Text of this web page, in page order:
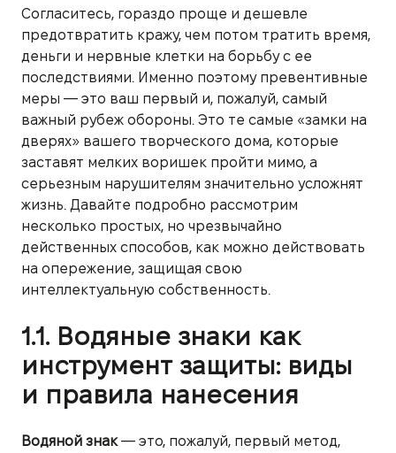
Согласитесь, гораздо проще и дешевле
предотвратить кражу, чем потом тратить время,
деньги и нервные клетки на борьбу с ее
последствиями. Именно поэтому превентивные
меры — это ваш первый и, пожалуй, самый
важный рубеж обороны. Это те самые «замки на
дверях» вашего творческого дома, которые
заставят мелких воришек пройти мимо, а
серьезным нарушителям значительно усложнят
жизнь. Давайте подробно рассмотрим
несколько простых, но чрезвычайно
действенных способов, как можно действовать
на опережение, защищая свою
интеллектуальную собственность.
1.1. Водяные знаки как
инструмент защиты: виды
и правила нанесения
Водяной знак— это, пожалуй, первый метод,